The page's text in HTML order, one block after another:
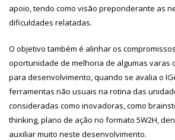
apoio, tendo como visão preponderante as
dificuldades relatadas.
O objetivo também é alinhar os
oportunidade de melhoria de algumas varas
para desenvolvimento, quando se avalia o
ferramentas não usuais na rotina das
consideradas como inovadoras, como
thinking, plano de ação no formato 5W2H,
auxiliar muito neste desenvolvimento.